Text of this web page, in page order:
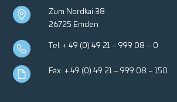
Zum Nordkai 38
26725 Emden
Tel. + 49 (0) 49 21 – 999 08 – 0
Fax. + 49 (0) 49 21 – 999 08 – 150